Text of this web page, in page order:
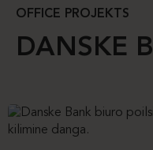
OFFICE PROJEKTS
DANSKE